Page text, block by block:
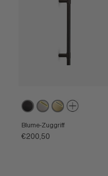
Matt
schwarz
Powercoat
Edelstahl
Powercoat
satiniertes
Messing
Blume-Zuggriff
€200,50